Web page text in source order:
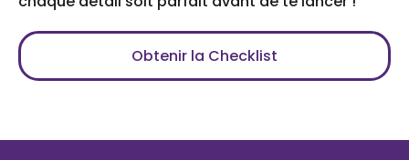
Obtenir la Checklist